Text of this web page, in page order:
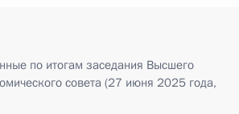
по итогам заседания Высшего
совета (27 июня 2025 года,